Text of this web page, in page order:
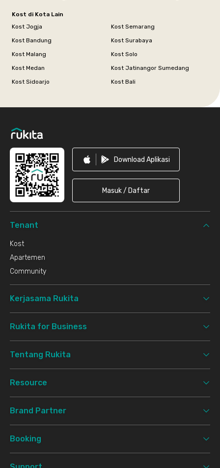
Kost di Kota Lain
Kost Jogja
Kost Semarang
Kost Bandung
Kost Surabaya
Kost Malang
Kost Solo
Kost Medan
Kost Jatinangor Sumedang
Kost Sidoarjo
Kost Bali
Download Aplikasi
Masuk / Daftar
Tenant
Kost
Apartemen
Community
Kerjasama Rukita
Rukita for Business
Tentang Rukita
Resource
Brand Partner
Booking